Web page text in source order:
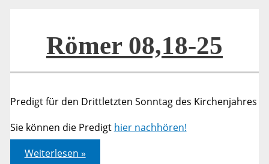
Römer 08,18-25
Predigt für den Drittletzten Sonntag des Kirchenjahres
Sie können die Predigt hier nachhören!
Römer
08,18-
Weiterlesen »